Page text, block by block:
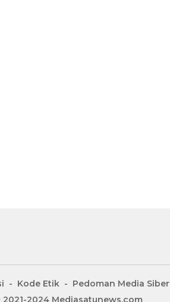
Kode Etik
Pedoman Media Siber
2021-2024 Mediasatunews.com